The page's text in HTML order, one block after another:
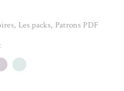
, Les packs, Patrons PDF